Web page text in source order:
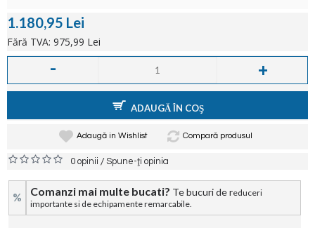
1.180,95 Lei
Fără TVA: 975,99 Lei
- +
ADAUGĂ ÎN COŞ
Adaugă in Wishlist Compară produsul
0 opinii /Spune-ţi opinia
% Comanzi mai multe bucati? Te bucuri de reduceri
importante si de echipamente remarcabile.